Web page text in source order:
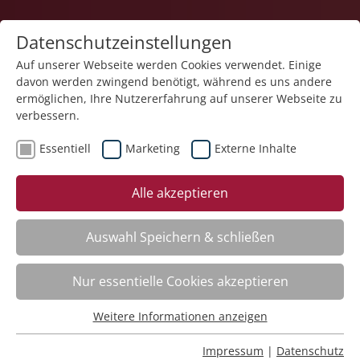
1
Veranstaltung "Erste Hilfe – Trainingskurs" (Nr. 28)
wurde in den Warenkorb gelegt.
Achtsame Berührung – neueste Forschungen
Nr.:
261402
Mo.12.10.2026, 9.00 Uhr
Wo:
Schloss Liebenau
Anmeldung auf Warteliste
Datenschutzeinstellungen
Auf unserer Webseite werden Cookies verwendet. Einige
davon werden zwingend benötigt, während es uns andere
ermöglichen, Ihre Nutzererfahrung auf unserer Webseite zu
verbessern.
Essentiell Marketing Externe Inhalte
Alle akzeptieren
Auswahl Speichern & schließen
Nur essentielle Cookies akzeptieren
Essentielle Cookies werden für grundlegende Funktionen
Weitere Informationen anzeigen
Impressum | Datenschutz